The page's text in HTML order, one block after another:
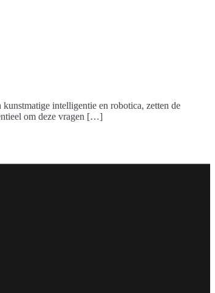
intelligentie en robotica, zetten de
om deze vragen […]